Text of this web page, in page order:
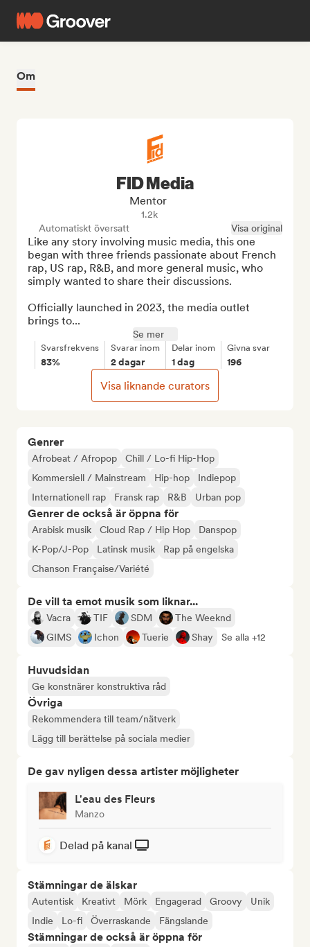
Om
Genrer
Afrobeat / Afropop
Chill / Lo-fi Hip-Hop
Kommersiell / Mainstream
Hip-hop
Indiepop
Internationell rap
Fransk rap R&B Urban pop
Genrer de också är öppna för
Arabisk musik Cloud Rap / Hip Hop
Danspop
K-Pop/J-Pop
Latinsk musik
Rap på engelska
Chanson Française/Variété
De vill ta emot musik som liknar...
Vacra TIF SDM
The Weeknd
GIMS
Ichon Tuerie Shay Se alla +12
Huvudsidan
Ge konstnärer konstruktiva råd
Övriga
Rekommendera till team/nätverk
Lägg till berättelse på sociala medier
De gav nyligen dessa artister möjligheter
L'eau des Fleurs
Manzo
Delad på kanal
Stämningar de älskar
Autentisk Kreativt Mörk Engagerad Groovy
Unik
Indie
Lo-fi Överraskande Fängslande
Stämningar de också är öppna för
FID Media
Mentor
1.2k
Automatiskt översatt
Visa original
Like any story involving music media, this one
began with three friends passionate about French
rap, US rap, R&B, and more general music, who
simply wanted to share their discussions.
Officially launched in 2023, the media outlet
brings to...
Se mer
Svarsfrekvens
83%
Svarar inom
2 dagar
Delar inom
1 dag
Givna svar
196
Visa liknande curators